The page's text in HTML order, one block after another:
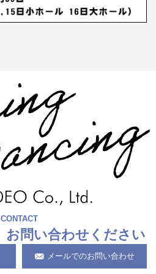
CONTACT
お問い合わせください
メールでのお問い合わせ